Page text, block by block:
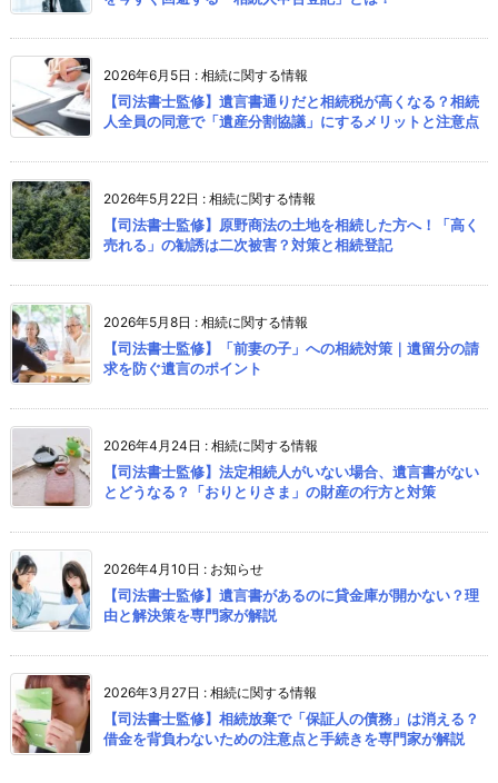
2026年6月5日 : 相続に関する情報
【司法書士監修】遺言書通りだと相続税が高くなる？相続
人全員の同意で「遺産分割協議」にするメリットと注意点
2026年5月22日 : 相続に関する情報
【司法書士監修】原野商法の土地を相続した方へ！「高く
売れる」の勧誘は二次被害？対策と相続登記
2026年5月8日 : 相続に関する情報
【司法書士監修】「前妻の子」への相続対策｜遺留分の請
求を防ぐ遺言のポイント
2026年4月24日 : 相続に関する情報
【司法書士監修】法定相続人がいない場合、遺言書がない
とどうなる？「おりとりさま」の財産の行方と対策
2026年4月10日 : お知らせ
【司法書士監修】遺言書があるのに貸金庫が開かない？理
由と解決策を専門家が解説
2026年3月27日 : 相続に関する情報
【司法書士監修】相続放棄で「保証人の債務」は消える？
借金を背負わないための注意点と手続きを専門家が解説